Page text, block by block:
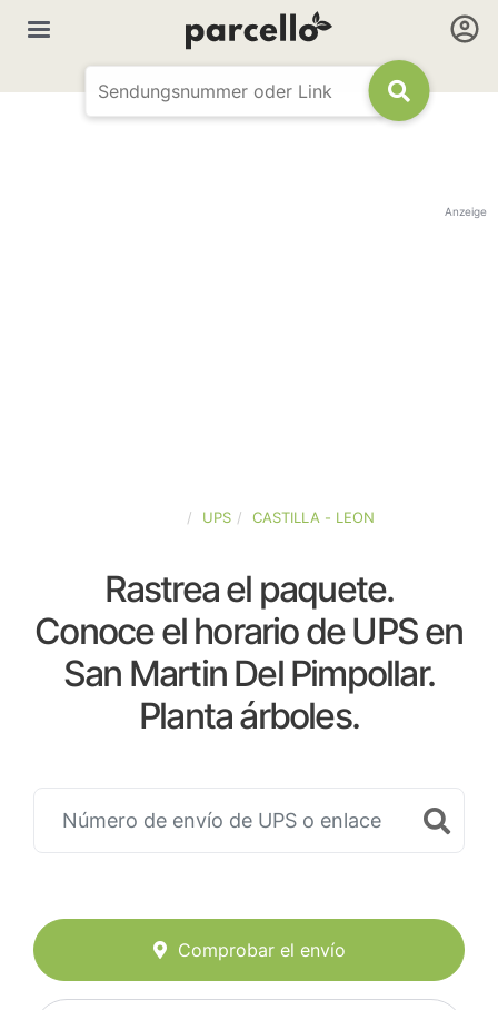
Anzeige
UPS CASTILLA - LEON
Rastrea el paquete.
Conoce el horario de UPS en
San Martin Del Pimpollar.
Planta árboles.
Comprobar el envío